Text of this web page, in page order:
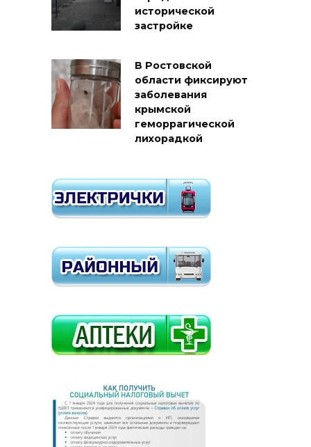
исторической
застройке
В Ростовской
области фиксируют
заболевания
крымской
геморрагической
лихорадкой